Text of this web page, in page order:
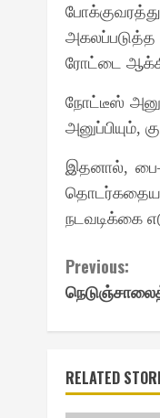
ரோட்டை
நோட்டீஸ்
அனுப்பியும்,
இதனால்,பை
நடவடிக்கை
Continue
Reading
Previous:
RELATED